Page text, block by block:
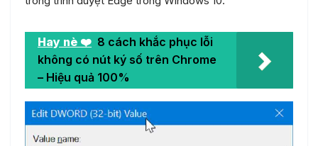
Hay nè ❤️ 8 cách khắc phục lỗi
không có nút ký số trên Chrome
– Hiệu quả 100%